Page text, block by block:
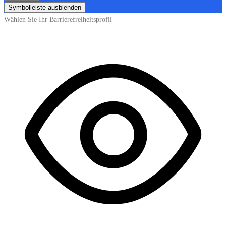
Symbolleiste ausblenden
Wählen Sie Ihr Barrierefreiheitsprofil